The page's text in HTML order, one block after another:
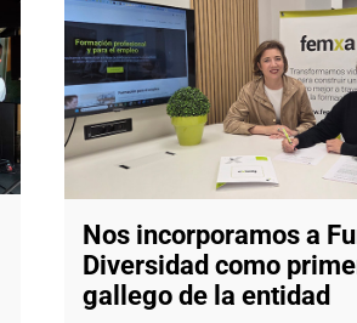
Nos incorporamos a
Diversidad como
gallego de la entidad